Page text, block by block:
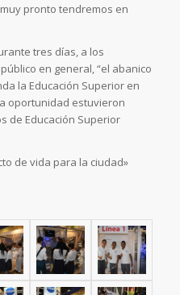
pronto tendremos en
tres días, a los
en general, “el abanico
la Educación Superior en
oportunidad estuvieron
de Educación Superior
de vida para la ciudad»